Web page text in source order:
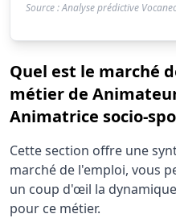
Source : Analyse prédictive
Quel est le marché
métier de
Animatrice socio-
Statistiques recrutement
Demandeurs d'emploi (12
Offres publiées (12 mois)
Cette section offre une
marché de l'emploi, vous
un coup d'œil la
pour ce métier.